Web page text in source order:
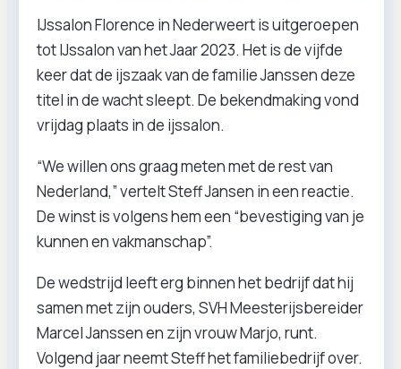
IJssalon Florence in Nederweert is uitgeroepen
tot IJssalon van het Jaar 2023. Het is de vijfde
keer dat de ijszaak van de familie Janssen deze
titel in de wacht sleept. De bekendmaking vond
vrijdag plaats in de ijssalon.
“We willen ons graag meten met de rest van
Nederland,” vertelt Steff Jansen in een reactie.
De winst is volgens hem een “bevestiging van je
kunnen en vakmanschap”.
De wedstrijd leeft erg binnen het bedrijf dat hij
samen met zijn ouders, SVH Meesterijsbereider
Marcel Janssen en zijn vrouw Marjo, runt.
Volgend jaar neemt Steff het familiebedrijf over.